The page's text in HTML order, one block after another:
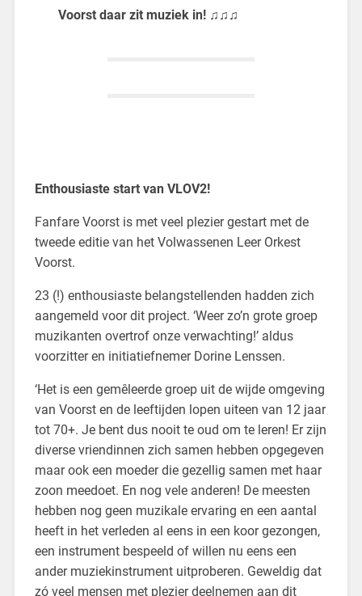
Voorst daar zit muziek in! ♫♫♫
Enthousiaste start van VLOV2!
Fanfare Voorst is met veel plezier gestart met de
tweede editie van het Volwassenen Leer Orkest
Voorst.
23 (!) enthousiaste belangstellenden hadden zich
aangemeld voor dit project. ‘Weer zo’n grote groep
muzikanten overtrof onze verwachting!’ aldus
voorzitter en initiatiefnemer Dorine Lenssen.
‘Het is een gemêleerde groep uit de wijde omgeving
van Voorst en de leeftijden lopen uiteen van 12 jaar
tot 70+. Je bent dus nooit te oud om te leren! Er zijn
diverse vriendinnen zich samen hebben opgegeven
maar ook een moeder die gezellig samen met haar
zoon meedoet. En nog vele anderen! De meesten
hebben nog geen muzikale ervaring en een aantal
heeft in het verleden al eens in een koor gezongen,
een instrument bespeeld of willen nu eens een
ander muziekinstrument uitproberen. Geweldig dat
zó veel mensen met plezier deelnemen aan dit